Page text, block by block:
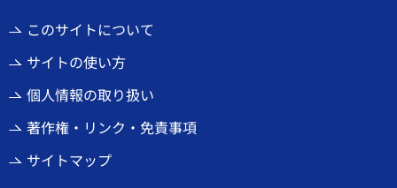
このサイトについて
サイトの使い方
個人情報の取り扱い
著作権・リンク・免責事項
サイトマップ